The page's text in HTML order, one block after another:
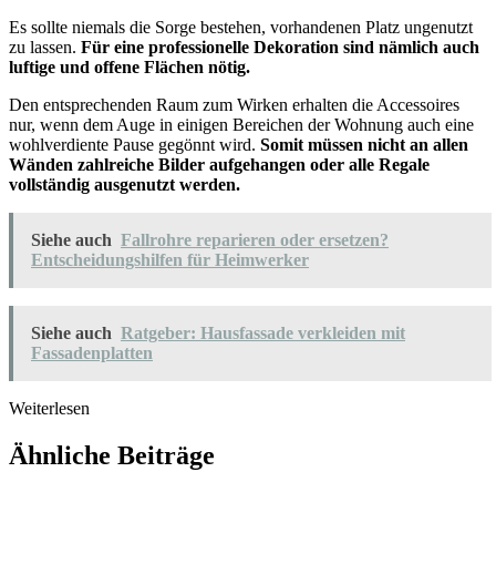
Es sollte niemals die Sorge bestehen, vorhandenen Platz ungenutzt
zu lassen. Für eine professionelle Dekoration sind nämlich auch
luftige und offene Flächen nötig.
Den entsprechenden Raum zum Wirken erhalten die Accessoires
nur, wenn dem Auge in einigen Bereichen der Wohnung auch eine
wohlverdiente Pause gegönnt wird. Somit müssen nicht an allen
Wänden zahlreiche Bilder aufgehangen oder alle Regale
vollständig ausgenutzt werden.
Siehe auch Fallrohre reparieren oder ersetzen?
Entscheidungshilfen für Heimwerker
Siehe auch Ratgeber: Hausfassade verkleiden mit
Fassadenplatten
Weiterlesen
Ähnliche Beiträge